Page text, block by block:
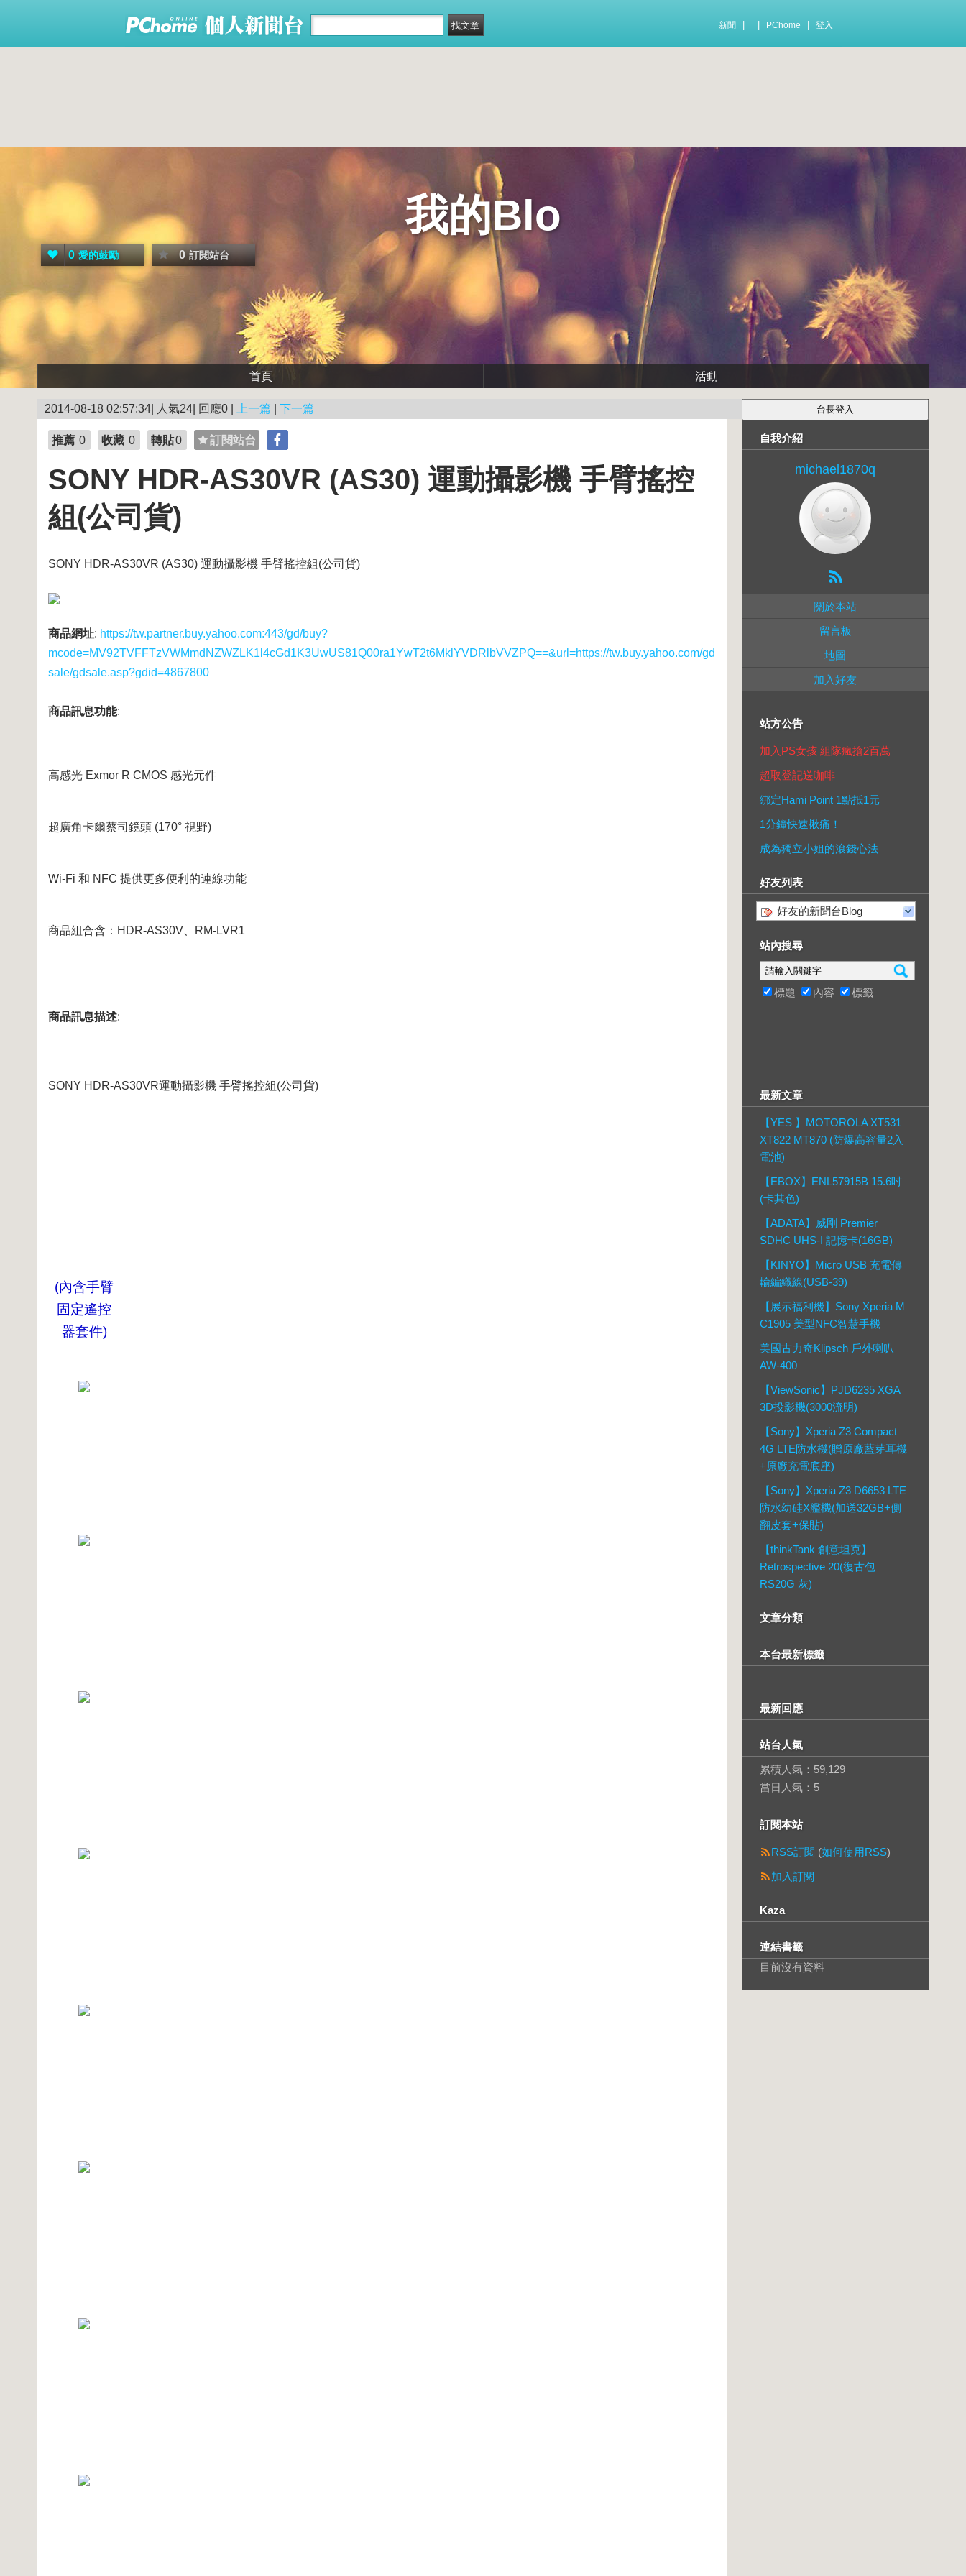
新聞 PChome 登入
我的Blo
0 愛的鼓勵 0 訂閱站台
首頁 活動
2014-08-18 02:57:34| 人氣24| 回應0 | 上一篇 下一篇
推薦 0 收藏 0 轉貼0 訂閱站台
SONY HDR-AS30VR (AS30) 運動攝影機 手臂搖控
組(公司貨)
SONY HDR-AS30VR (AS30) 運動攝影機 手臂搖控組(公司貨)
商品網址: https://tw.partner.buy.yahoo.com:443/gd/buy?
mcode=MV92TVFFTzVWMmdNZWZLK1l4cGd1K3UwUS81Q00ra1YwT2t6MklYVDRlbVVZPQ==&url=https://tw.buy.yahoo.com/gd
sale/gdsale.asp?gdid=4867800
商品訊息功能:
高感光 Exmor R CMOS 感光元件
超廣角卡爾蔡司鏡頭 (170° 視野)
Wi-Fi 和 NFC 提供更多便利的連線功能
商品組合含：HDR-AS30V、RM-LVR1
商品訊息描述:
SONY HDR-AS30VR運動攝影機 手臂搖控組(公司貨)
(內含手臂
固定遙控
器套件)
自我介紹
michael1870q
關於本站
留言板
地圖
加入好友
站方公告
加入PS女孩 組隊瘋搶2百萬
超取登記送咖啡
綁定Hami Point 1點抵1元
1分鐘快速揪痛！
成為獨立小姐的滾錢心法
好友列表
好友的新聞台Blog
站內搜尋
標題 內容 標籤
最新文章
【YES 】MOTOROLA XT531
XT822 MT870 (防爆高容量2入
電池)
【EBOX】ENL57915B 15.6吋
(卡其色)
【ADATA】威剛 Premier
SDHC UHS-I 記憶卡(16GB)
【KINYO】Micro USB 充電傳
輸編織線(USB-39)
【展示福利機】Sony Xperia M
C1905 美型NFC智慧手機
美國古力奇Klipsch 戶外喇叭
AW-400
【ViewSonic】PJD6235 XGA
3D投影機(3000流明)
【Sony】Xperia Z3 Compact
4G LTE防水機(贈原廠藍芽耳機
+原廠充電底座)
【Sony】Xperia Z3 D6653 LTE
防水幼硅X艦機(加送32GB+側
翻皮套+保貼)
【thinkTank 創意坦克】
Retrospective 20(復古包
RS20G 灰)
文章分類
本台最新標籤
最新回應
站台人氣
累積人氣： 59,129
當日人氣： 5
訂閱本站
RSS訂閱 (如何使用RSS)
加入訂閱
Kaza
連結書籤
目前沒有資料